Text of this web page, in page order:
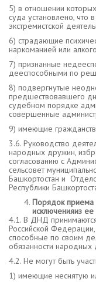
5) в отношении
суда установлено, что
экстремистской
6) страдающие
наркоманией или
7) признанные
дееспособными по
8) подвергнутые
предшествовавшего
судебном порядке
совершенные
9) имеющие
3.6. Руководство
народных дружин,
согласованию с
сельсовет
Башкортостан и
Республики
Порядок
исключенияиз ее
4.1. В ДНД
Российской
способные по своим
обязанности народных
4.2. Не могут быть
1) имеющие неснятую